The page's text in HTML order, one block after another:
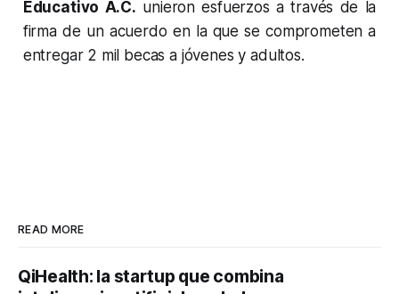
Educativo A.C. unieron esfuerzos a través de la
firma de un acuerdo en la que se comprometen a
entregar 2 mil becas a jóvenes y adultos.
READ MORE
QiHealth: la startup que combina